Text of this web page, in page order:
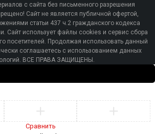
с сайта без письменного разрешения
Сайт не является публичной офертой,
статьи 437 ч.2 гражданского кодекса
Сайт использует файлы cookies и сервис сбора
посетителей. Продолжая использовать данный
соглашаетесь с использованием данных
ВСЕ ПРАВА ЗАЩИЩЕНЫ.
Сравнить